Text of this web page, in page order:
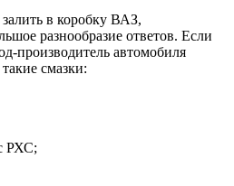
в коробку ВАЗ,
разнообразие ответов. Если
производитель автомобиля
смазки:
РХС;